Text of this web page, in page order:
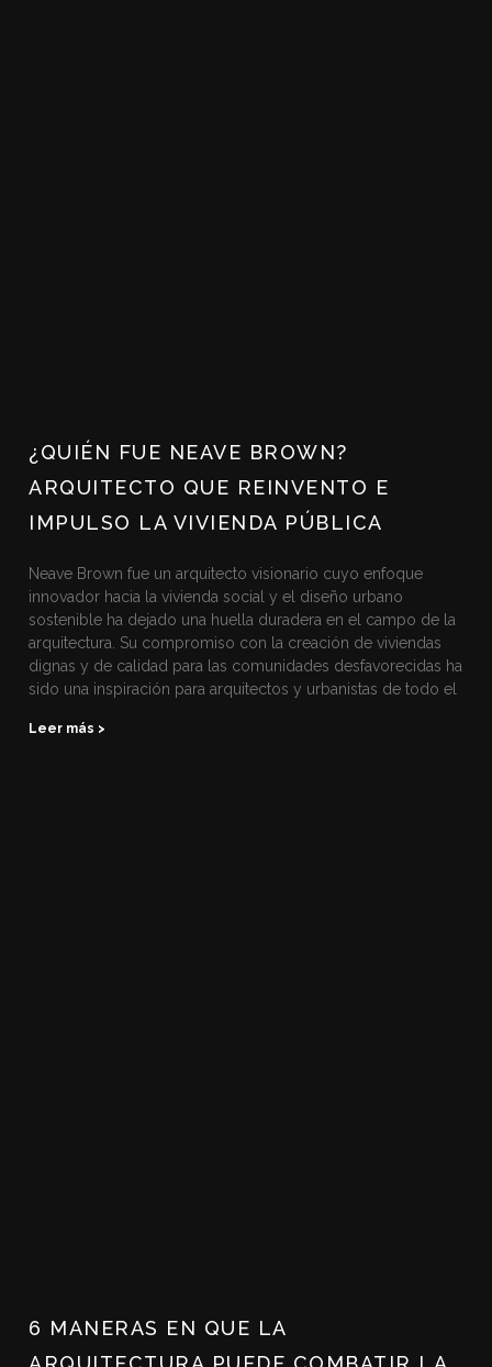
¿QUIÉN FUE NEAVE BROWN?
ARQUITECTO QUE REINVENTO E
IMPULSO LA VIVIENDA PÚBLICA
Neave Brown fue un arquitecto visionario cuyo enfoque
innovador hacia la vivienda social y el diseño urbano
sostenible ha dejado una huella duradera en el campo de la
arquitectura. Su compromiso con la creación de viviendas
dignas y de calidad para las comunidades desfavorecidas ha
sido una inspiración para arquitectos y urbanistas de todo el
Leer más >
6 MANERAS EN QUE LA